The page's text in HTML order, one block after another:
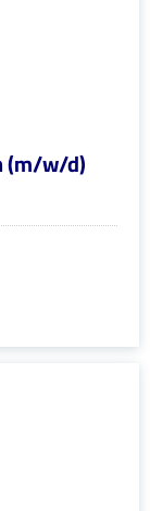
(m/w/d)